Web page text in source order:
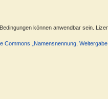
können anwendbar sein.